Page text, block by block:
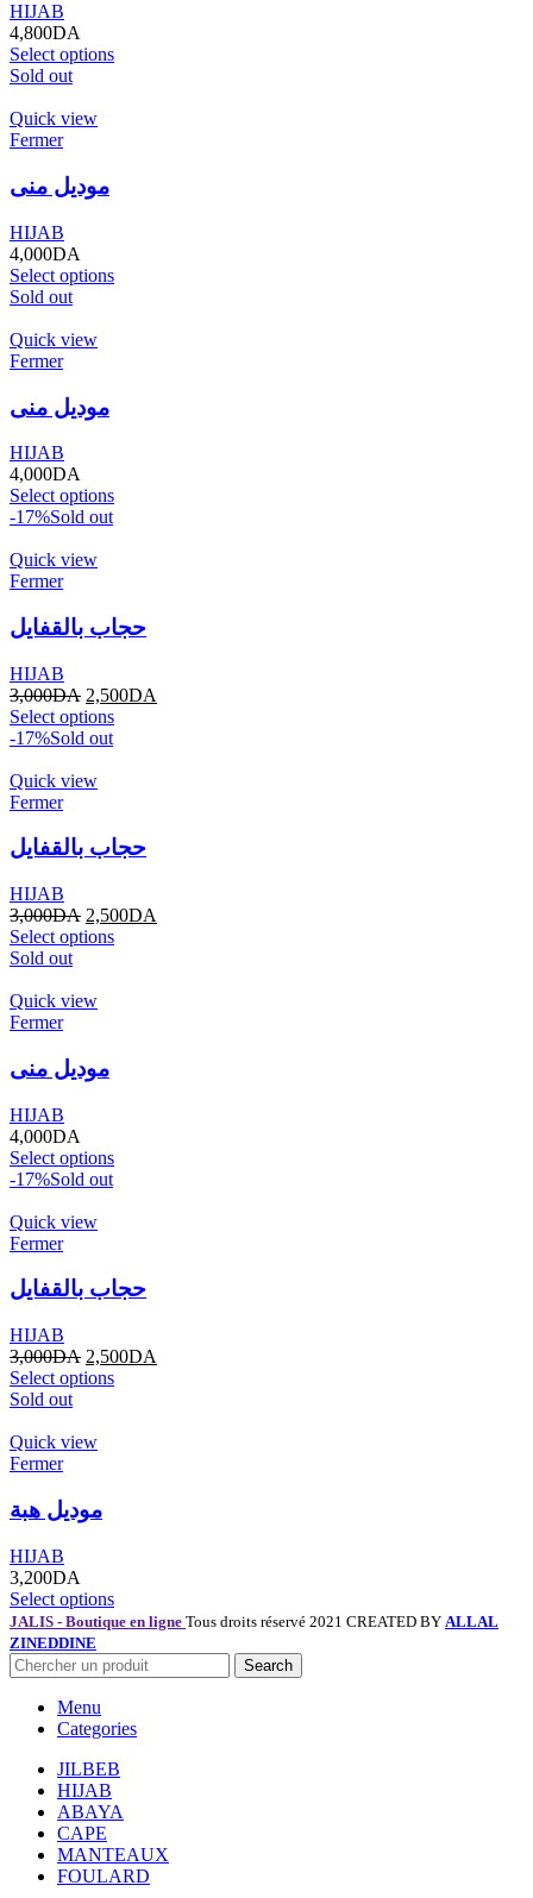
HIJAB
4,800DA
Select options
Sold out
Quick view
Fermer
موديل منى
HIJAB
4,000DA
Select options
Sold out
Quick view
Fermer
موديل منى
HIJAB
4,000DA
Select options
-17%Sold out
Quick view
Fermer
حجاب بالقفايل
HIJAB
3,000DA 2,500DA
Select options
-17%Sold out
Quick view
Fermer
حجاب بالقفايل
HIJAB
3,000DA 2,500DA
Select options
Sold out
Quick view
Fermer
موديل منى
HIJAB
4,000DA
Select options
-17%Sold out
Quick view
Fermer
حجاب بالقفايل
HIJAB
3,000DA 2,500DA
Select options
Sold out
Quick view
Fermer
موديل هبة
HIJAB
3,200DA
Select options
JALIS - Boutique en ligne Tous droits réservé 2021 CREATED BY ALLAL
ZINEDDINE
Search
Menu
Categories
JILBEB
HIJAB
ABAYA
CAPE
MANTEAUX
FOULARD